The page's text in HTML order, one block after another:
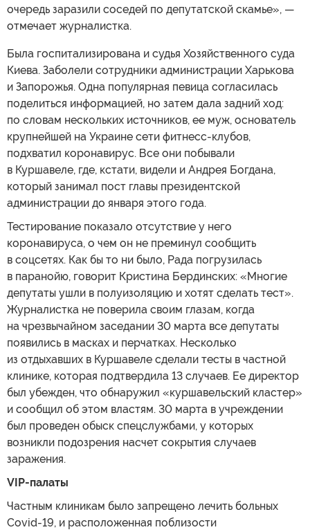
очередь заразили соседей по депутатской скамье», —
отмечает журналистка.
Была госпитализирована и судья Хозяйственного суда
Киева. Заболели сотрудники администрации Харькова
и Запорожья. Одна популярная певица согласилась
поделиться информацией, но затем дала задний ход:
по словам нескольких источников, ее муж, основатель
крупнейшей на Украине сети фитнесс-клубов,
подхватил коронавирус. Все они побывали
в Куршавеле, где, кстати, видели и Андрея Богдана,
который занимал пост главы президентской
администрации до января этого года.
Тестирование показало отсутствие у него
коронавируса, о чем он не преминул сообщить
в соцсетях. Как бы то ни было, Рада погрузилась
в паранойю, говорит Кристина Бердинских: «Многие
депутаты ушли в полуизоляцию и хотят сделать тест».
Журналистка не поверила своим глазам, когда
на чрезвычайном заседании 30 марта все депутаты
появились в масках и перчатках. Несколько
из отдыхавших в Куршавеле сделали тесты в частной
клинике, которая подтвердила 13 случаев. Ее директор
был убежден, что обнаружил «куршавельский кластер»
и сообщил об этом властям. 30 марта в учреждении
был проведен обыск спецслужбами, у которых
возникли подозрения насчет сокрытия случаев
заражения.
VIP-палаты
Частным клиникам было запрещено лечить больных
Covid-19, и расположенная поблизости